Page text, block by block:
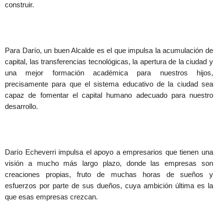
construir.
Para Darío, un buen Alcalde es el que impulsa la acumulación de
capital, las transferencias tecnológicas, la apertura de la ciudad y
una mejor formación académica para nuestros hijos,
precisamente para que el sistema educativo de la ciudad sea
capaz de fomentar el capital humano adecuado para nuestro
desarrollo.
Darío Echeverri impulsa el apoyo a empresarios que tienen una
visión a mucho más largo plazo, donde las empresas son
creaciones propias, fruto de muchas horas de sueños y
esfuerzos por parte de sus dueños, cuya ambición última es la
que esas empresas crezcan.